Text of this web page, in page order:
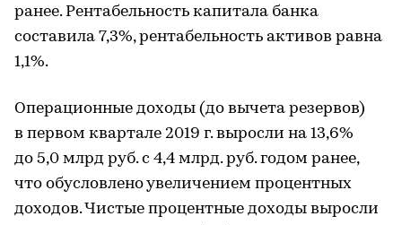
ранее. Рентабельность капитала банка
составила 7,3%, рентабельность активов равна
1,1%.
Операционные доходы (до вычета резервов)
в первом квартале 2019 г. выросли на 13,6%
до 5,0 млрд руб. с 4,4 млрд. руб. годом ранее,
что обусловлено увеличением процентных
доходов. Чистые процентные доходы выросли